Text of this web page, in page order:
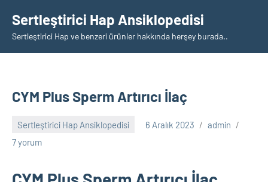
geçSertleştirici Hap Ansiklopedisi
Sertleştirici Hap ve benzeri ürünler hakkında herşey burada..
CYM Plus Sperm Artırıcı İlaç
Sertleştirici Hap Ansiklopedisi 6 Aralık 2023
admin
7 yorum